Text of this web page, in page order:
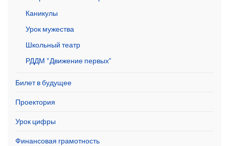
Каникулы
Урок мужества
Школьный театр
РДДМ “Движение первых”
Билет в будущее
Проектория
Урок цифры
Финансовая грамотность